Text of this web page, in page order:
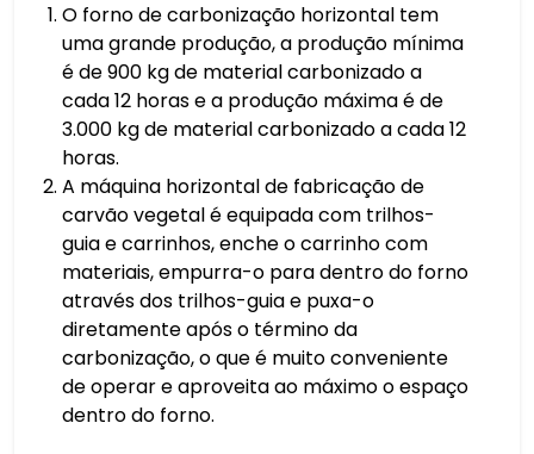
O forno de carbonização horizontal tem
uma grande produção, a produção mínima
é de 900 kg de material carbonizado a
cada 12 horas e a produção máxima é de
3.000 kg de material carbonizado a cada 12
horas.
A máquina horizontal de fabricação de
carvão vegetal é equipada com trilhos-
guia e carrinhos, enche o carrinho com
materiais, empurra-o para dentro do forno
através dos trilhos-guia e puxa-o
diretamente após o término da
carbonização, o que é muito conveniente
de operar e aproveita ao máximo o espaço
dentro do forno.